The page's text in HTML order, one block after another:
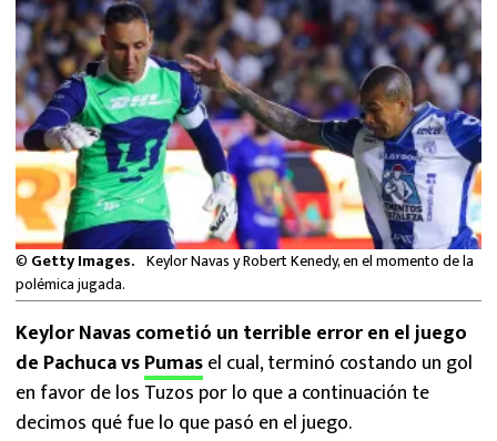
FUTBOL ESTUFA
FÓRMULA 1
BOXEO
LIGA MX
NFL
© Getty Images. Keylor Navas y Robert Kenedy, en el momento de la
polémica jugada.
Keylor Navas cometió un terrible error en el juego
de Pachuca vsPumasel cual, terminó costando un gol
en favor de los Tuzos por lo que a continuación te
decimos qué fue lo que pasó en el juego.